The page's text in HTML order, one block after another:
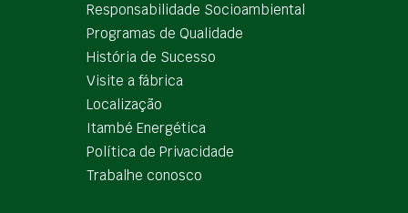
Responsabilidade Socioambiental
Programas de Qualidade
História de Sucesso
Visite a fábrica
Localização
Itambé Energética
Política de Privacidade
Trabalhe conosco